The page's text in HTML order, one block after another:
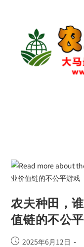
农夫种田，
值链的不公
2025年6月12日